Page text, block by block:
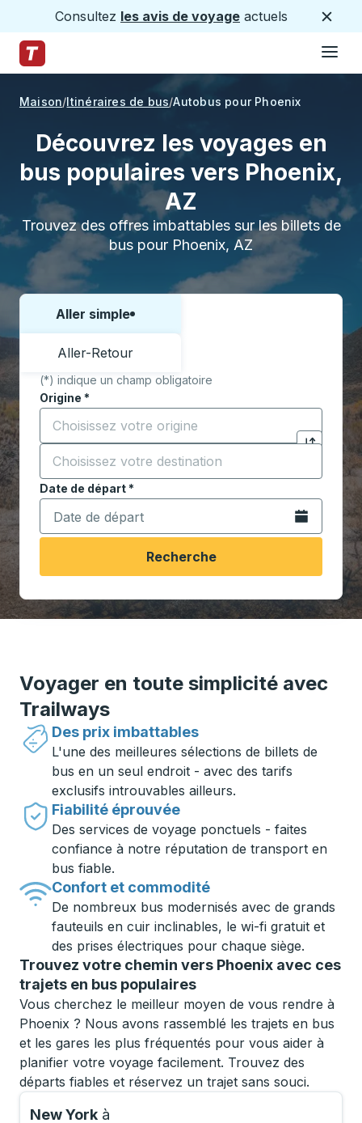
Consultez les avis de voyage actuels
Page d'accueil des sentiers
Maison Itinéraires de bus Autobus pour Phoenix
Découvrez les voyages en
bus populaires vers Phoenix,
AZ
Trouvez des offres imbattables sur les billets de
bus pour Phoenix, AZ
Choisissez un sens ou un aller-retour:
Aller simple
Aller-Retour
(*) indique un champ obligatoire
Origine *
Commencez à saisir la ville d'origine pour ouvrir
Cliquez
Destination*
Commencez à saisir la ville de destination pour
Date de départ*
Tapez la date au format date Barre oblique du mois à
Ouvrez le
Recherche
Voyager en toute simplicité avec
Trailways
Des prix imbattables
L'une des meilleures sélections de billets de
bus en un seul endroit - avec des tarifs
exclusifs introuvables ailleurs.
Fiabilité éprouvée
Des services de voyage ponctuels - faites
confiance à notre réputation de transport en
bus fiable.
Confort et commodité
De nombreux bus modernisés avec de grands
fauteuils en cuir inclinables, le wi-fi gratuit et
des prises électriques pour chaque siège.
Trouvez votre chemin vers Phoenix avec ces
trajets en bus populaires
Vous cherchez le meilleur moyen de vous rendre à
Phoenix ? Nous avons rassemblé les trajets en bus
et les gares les plus fréquentés pour vous aider à
planifier votre voyage facilement. Trouvez des
départs fiables et réservez un trajet sans souci.
New York à